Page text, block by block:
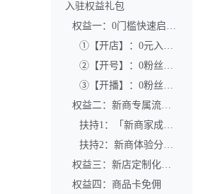
入驻权益礼包
权益一：0门槛快速启动经营
①【开店】：0元入驻，极速开店
②【开号】：0粉丝即享企业号蓝V认证
③【开播】：0粉丝开通电商带货权限
权益二：新商专属流量扶持
扶持1：「新商家成长与权益」阵地全新升级
扶持2：新商体验分赋分
权益三：新店定制化营销活动—新店特惠
权益四：商品卡免佣